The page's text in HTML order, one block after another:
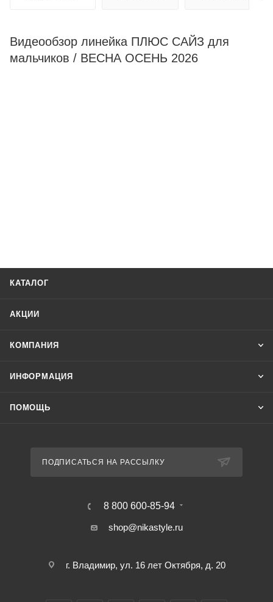
Видеообзор линейка ПЛЮС САЙЗ для
мальчиков / ВЕСНА ОСЕНЬ 2026
КАТАЛОГ
АКЦИИ
КОМПАНИЯ
ИНФОРМАЦИЯ
ПОМОЩЬ
ПОДПИСАТЬСЯ НА РАССЫЛКУ
8 800 600-85-94
shop@nikastyle.ru
г. Владимир, ул. 16 лет Октября, д. 20